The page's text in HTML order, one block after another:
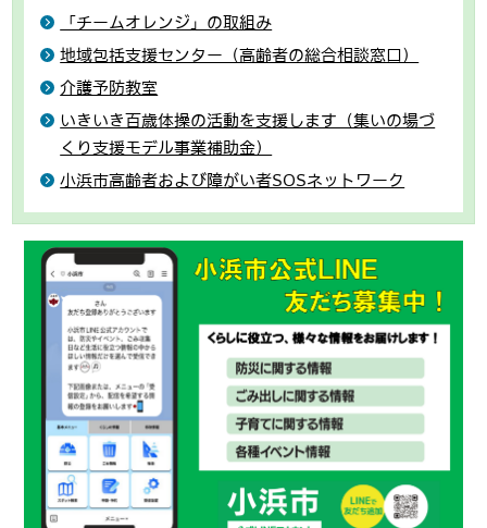
「チームオレンジ」の取組み
地域包括支援センター（高齢者の総合相談窓口）
介護予防教室
いきいき百歳体操の活動を支援します（集いの場づ
くり支援モデル事業補助金）
小浜市高齢者および障がい者SOSネットワーク